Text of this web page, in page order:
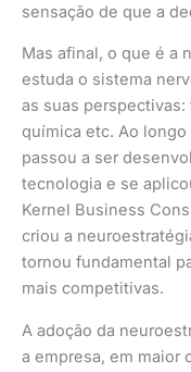
sensação de que a
Mas afinal, o que é a
estuda o sistema
as suas
química etc. Ao
passou a ser
tecnologia e se
Kernel Business
criou a
tornou fundamental
mais competitivas.
A adoção da
a empresa, em maior